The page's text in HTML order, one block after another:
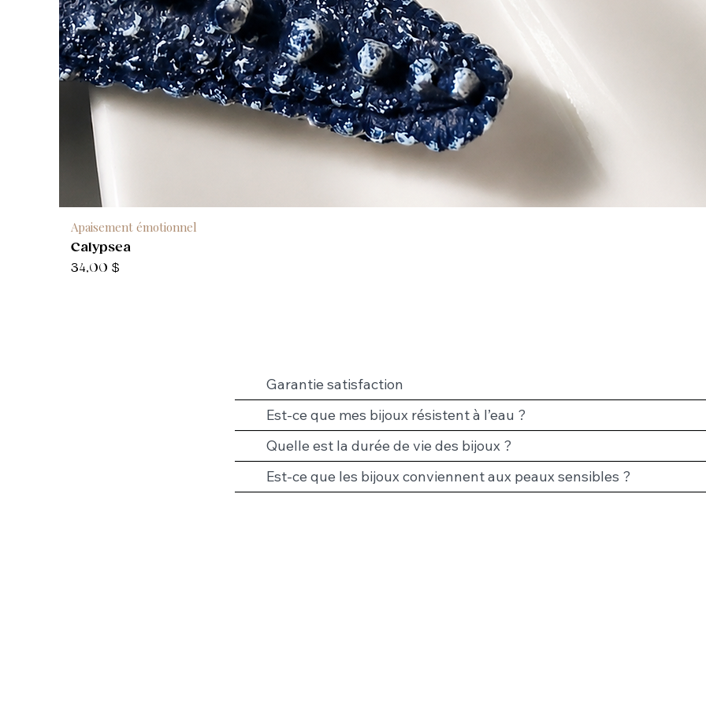
Apaisement émotionnel
Calypsea
Prix
34,00 $
Garantie satisfaction
Est-ce que mes bijoux résistent à l’eau ?
Quelle est la durée de vie des bijoux ?
Est-ce que les bijoux conviennent aux peaux sensibles ?